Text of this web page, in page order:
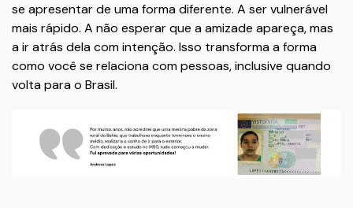
se apresentar de uma forma diferente. A ser vulnerável
mais rápido. A não esperar que a amizade apareça, mas
a ir atrás dela com intenção. Isso transforma a forma
como você se relaciona com pessoas, inclusive quando
volta para o Brasil.